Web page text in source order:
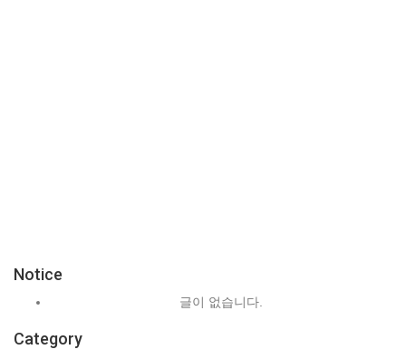
Notice
글이 없습니다.
Category